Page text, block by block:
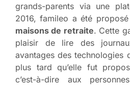
grands-parents via une
2016, famileo a été
maisons de retraite. Cette
plaisir de lire des
avantages des technologies
plus tard qu’elle fut
c’est-à-dire aux